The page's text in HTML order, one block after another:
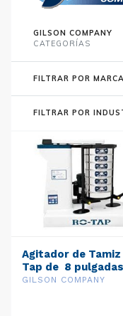
Agitador de
Tap de 8 pulgadas
(110/220 V / 50 Hz)
GILSON COMPANY
GILSON COMPANY
CATEGORÍAS
FILTRAR POR
FILTRAR POR